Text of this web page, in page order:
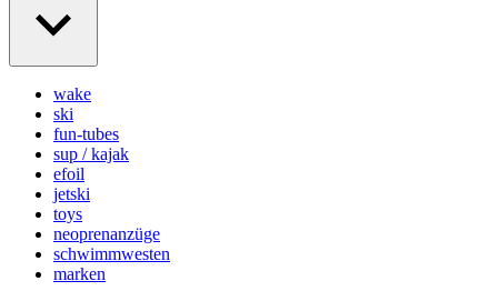
wake
ski
fun-tubes
sup / kajak
efoil
jetski
toys
neoprenanzüge
schwimmwesten
marken